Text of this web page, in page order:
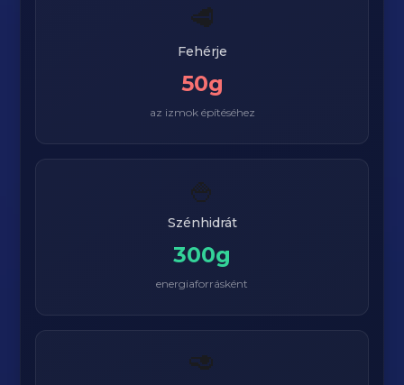
🥩
Fehérje
50g
az izmok építéséhez
🍚
Szénhidrát
300g
energiaforrásként
🥑